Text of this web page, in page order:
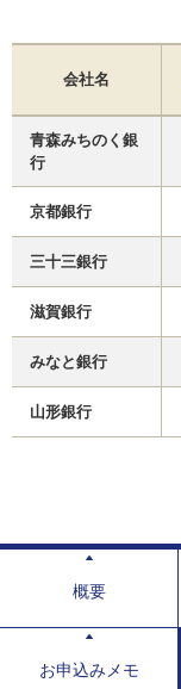
会社名
青森みちのく銀
行
京都銀行
三十三銀行
滋賀銀行
みなと銀行
山形銀行
概要
お申込みメモ